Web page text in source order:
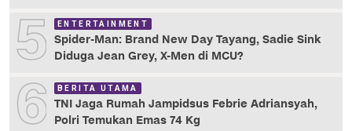
5 ENTERTAINMENT
Spider-Man: Brand New Day Tayang, Sadie Sink
Diduga Jean Grey, X-Men di MCU?
6 BERITA UTAMA
TNI Jaga Rumah Jampidsus Febrie Adriansyah,
Polri Temukan Emas 74 Kg